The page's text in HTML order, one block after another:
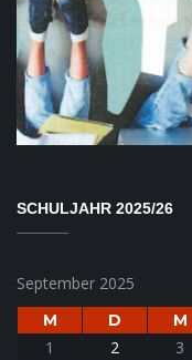
SCHULJAHR 2025/26
September 2025
M D M
1 2 3